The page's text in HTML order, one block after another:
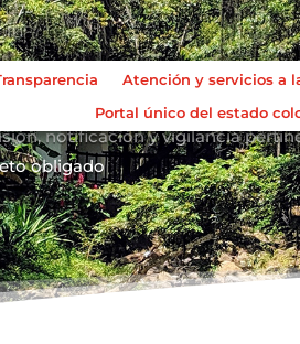
Atención y servicios a
Portal único del estado
notificación y vigilancia
obligado